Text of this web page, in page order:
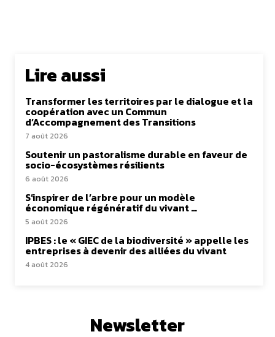
Lire aussi
Transformer les territoires par le dialogue et la
coopération avec un Commun
d’Accompagnement des Transitions
7 août 2026
Soutenir un pastoralisme durable en faveur de
socio-écosystèmes résilients
6 août 2026
S’inspirer de l’arbre pour un modèle
économique régénératif du vivant …
5 août 2026
IPBES : le « GIEC de la biodiversité » appelle les
entreprises à devenir des alliées du vivant
4 août 2026
Newsletter